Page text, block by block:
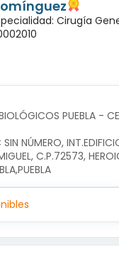
Cirugía
PUEBLA -
SIN NÚMERO,
C.P.72573,